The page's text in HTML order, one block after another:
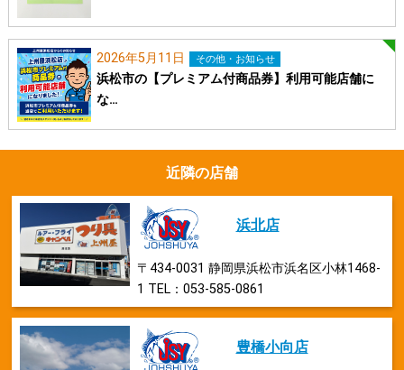
2026年5月11日 その他・お知らせ
浜松市の【プレミアム付商品券】利用可能店舗に
な…
近隣の店舗
浜北店
〒434-0031 静岡県浜松市浜名区小林1468-
1 TEL：053-585-0861
豊橋小向店